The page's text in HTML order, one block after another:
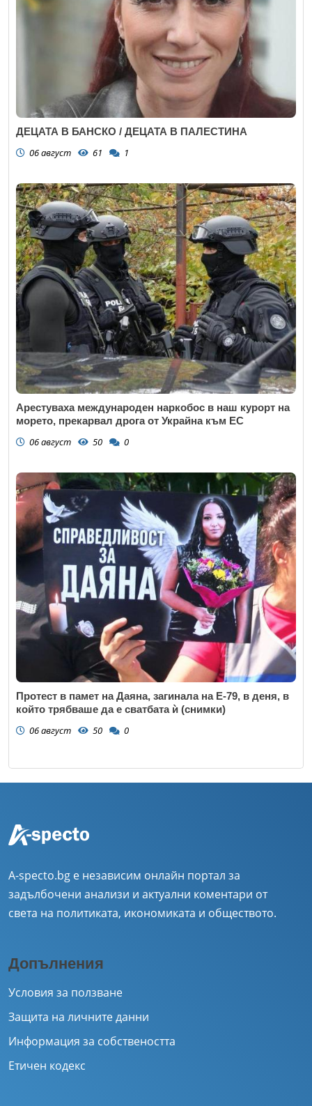
ДЕЦАТА В БАНСКО / ДЕЦАТА В ПАЛЕСТИНА
06 август 61 1
Арестуваха международен наркобос в наш курорт на
морето, прекарвал дрога от Украйна към ЕС
06 август 50 0
Протест в памет на Даяна, загинала на Е-79, в деня, в
който трябваше да е сватбата ѝ (снимки)
06 август 50 0
A-specto.bg е независим онлайн портал за
задълбочени анализи и актуални коментари от
света на политиката, икономиката и обществото.
Допълнения
Условия за ползване
Защита на личните данни
Информация за собствеността
Етичен кодекс